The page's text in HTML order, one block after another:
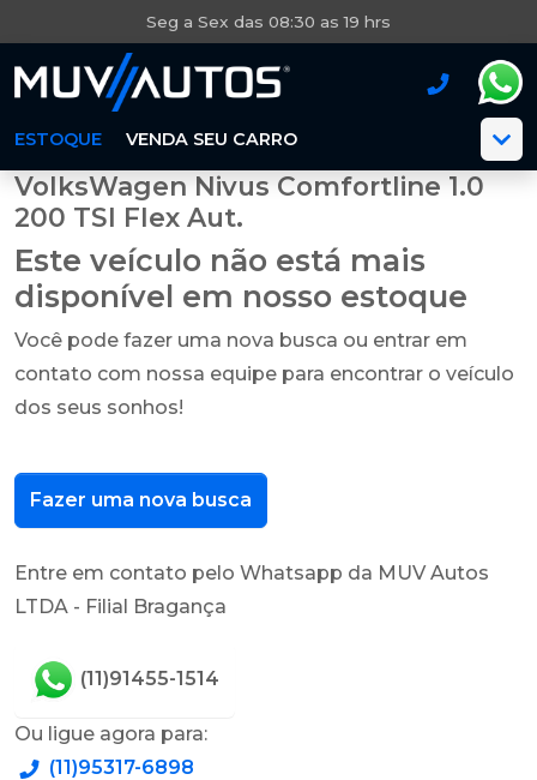
Seg a Sex das 08:30 as 19 hrs
ESTOQUE VENDA SEU CARRO
VolksWagen Nivus Comfortline 1.0
200 TSI Flex Aut.
Este veículo não está mais
disponível em nosso estoque
Você pode fazer uma nova busca ou entrar em
contato com nossa equipe para encontrar o veículo
dos seus sonhos!
Fazer uma nova busca
Entre em contato pelo Whatsapp da MUV Autos
LTDA - Filial Bragança
(11)91455-1514
Ou ligue agora para:
(11)95317-6898